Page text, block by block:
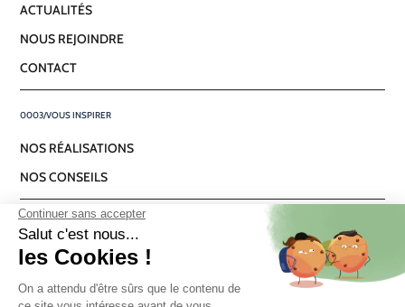
ACTUALITÉS
NOUS REJOINDRE
CONTACT
VOUS INSPIRER
NOS RÉALISATIONS
NOS CONSEILS
FACEBOOK
INSTAGRAM